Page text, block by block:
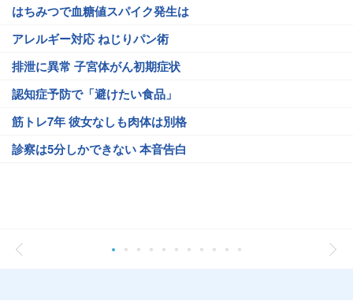
はちみつで血糖値スパイク発生は
アレルギー対応 ねじりパン術
排泄に異常 子宮体がん初期症状
認知症予防で「避けたい食品」
筋トレ7年 彼女なしも肉体は別格
診察は5分しかできない 本音告白